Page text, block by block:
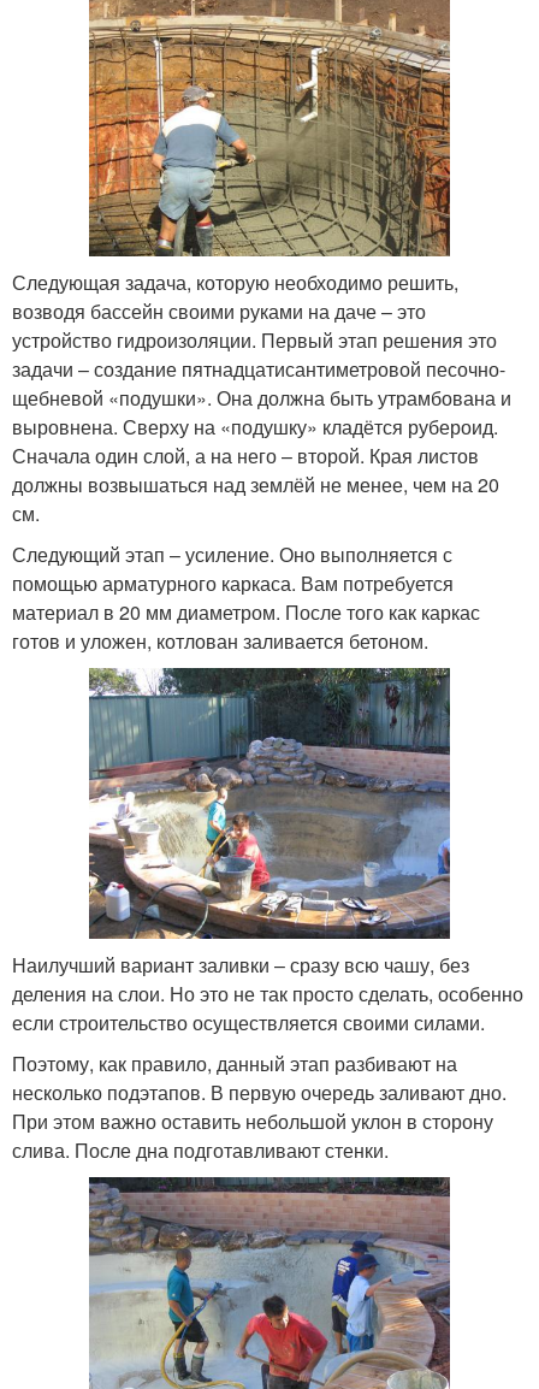
Следующая задача, которую необходимо решить,
возводя бассейн своими руками на даче – это
устройство гидроизоляции. Первый этап решения это
задачи – создание пятнадцатисантиметровой песочно-
щебневой «подушки». Она должна быть утрамбована и
выровнена. Сверху на «подушку» кладётся рубероид.
Сначала один слой, а на него – второй. Края листов
должны возвышаться над землёй не менее, чем на 20
см.
Следующий этап – усиление. Оно выполняется с
помощью арматурного каркаса. Вам потребуется
материал в 20 мм диаметром. После того как каркас
готов и уложен, котлован заливается бетоном.
Наилучший вариант заливки – сразу всю чашу, без
деления на слои. Но это не так просто сделать, особенно
если строительство осуществляется своими силами.
Поэтому, как правило, данный этап разбивают на
несколько подэтапов. В первую очередь заливают дно.
При этом важно оставить небольшой уклон в сторону
слива. После дна подготавливают стенки.